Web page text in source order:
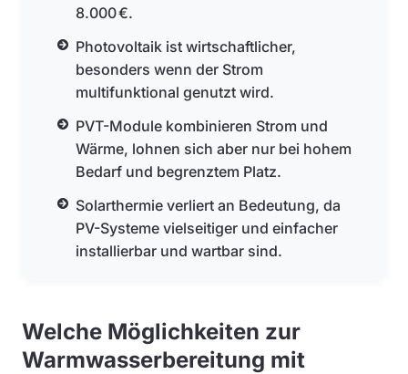
8.000 €.
Photovoltaik ist wirtschaftlicher,
besonders wenn der Strom
multifunktional genutzt wird.
PVT-Module kombinieren Strom und
Wärme, lohnen sich aber nur bei hohem
Bedarf und begrenztem Platz.
Solarthermie verliert an Bedeutung, da
PV-Systeme vielseitiger und einfacher
installierbar und wartbar sind.
Welche Möglichkeiten zur
Warmwasserbereitung mit